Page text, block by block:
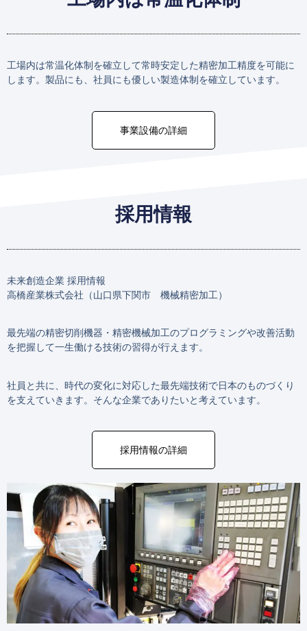
工場内は常温化体制を確立して常時安定した精密加工精度を可能に
します。製品にも、社員にも優しい製造体制を確立しています。
事業設備の詳細
採用情報
未来創造企業 採用情報
高橋産業株式会社（山口県下関市 機械精密加工）
最先端の精密切削機器・精密機械加工のプログラミングや改善活動
を把握して一生働ける技術の習得が行えます。
社員と共に、時代の変化に対応した最先端技術で日本のものづくり
を支えていきます。そんな企業でありたいと考えています。
採用情報の詳細